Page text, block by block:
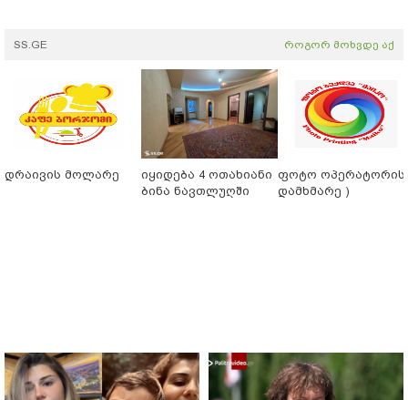
SS.GE როგორ მოხვდე აქ
დრაივის მოლარე
იყიდება 4 ოთახიანი
ბინა ნავთლუღში
ფოტო ოპერატორის
დამხმარე )